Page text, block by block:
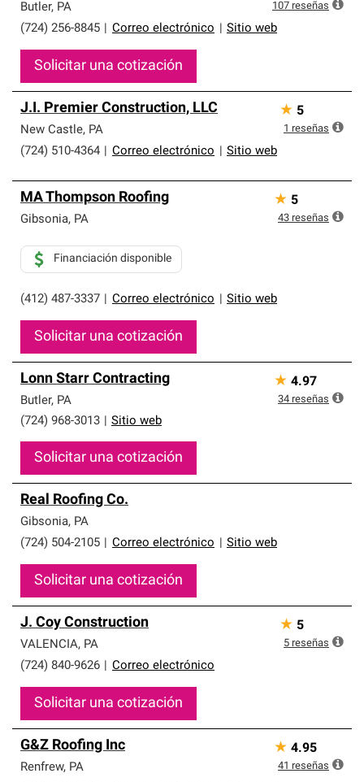
Butler, PA
(724) 256-8845
Correo electrónico Sitio web
Solicitar una cotización
107 reseñas
J.I. Premier Construction, LLC
New Castle, PA
(724) 510-4364
Correo electrónico Sitio web
★ 5
1 reseñas
MA Thompson Roofing
Gibsonia, PA
(412) 487-3337 Correo electrónico Sitio web
Financiación disponible
Solicitar una cotización
★ 5
43 reseñas
Lonn Starr Contracting
Butler, PA
(724) 968-3013
Sitio web
Solicitar una cotización
★ 4.97
34 reseñas
Real Roofing Co.
Gibsonia, PA
(724) 504-2105
Correo electrónico Sitio web
Solicitar una cotización
J. Coy Construction
VALENCIA, PA
(724) 840-9626
Correo electrónico
Solicitar una cotización
★ 5
5 reseñas
G&Z Roofing Inc
Renfrew, PA
★ 4.95
41 reseñas